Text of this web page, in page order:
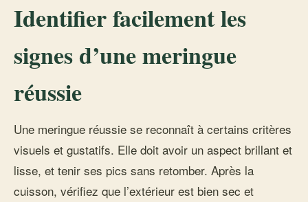
Identifier facilement les
signes d’une meringue
réussie
Une meringue réussie se reconnaît à certains critères
visuels et gustatifs. Elle doit avoir un aspect brillant et
lisse, et tenir ses pics sans retomber. Après la
cuisson, vérifiez que l’extérieur est bien sec et